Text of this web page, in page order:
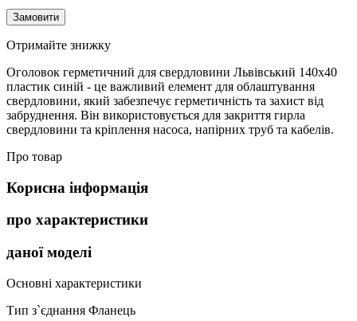
Замовити
Отримайте знижку
Оголовок герметичний для свердловини Львівський 140х40
пластик синій - це важливий елемент для облаштування
свердловини, який забезпечує герметичність та захист від
забруднення. Він використовується для закриття гирла
свердловини та кріплення насоса, напірних труб та кабелів.
Про товар
Корисна інформація
про характеристики
даної моделі
Основні характеристики
Тип з`єднання Фланець